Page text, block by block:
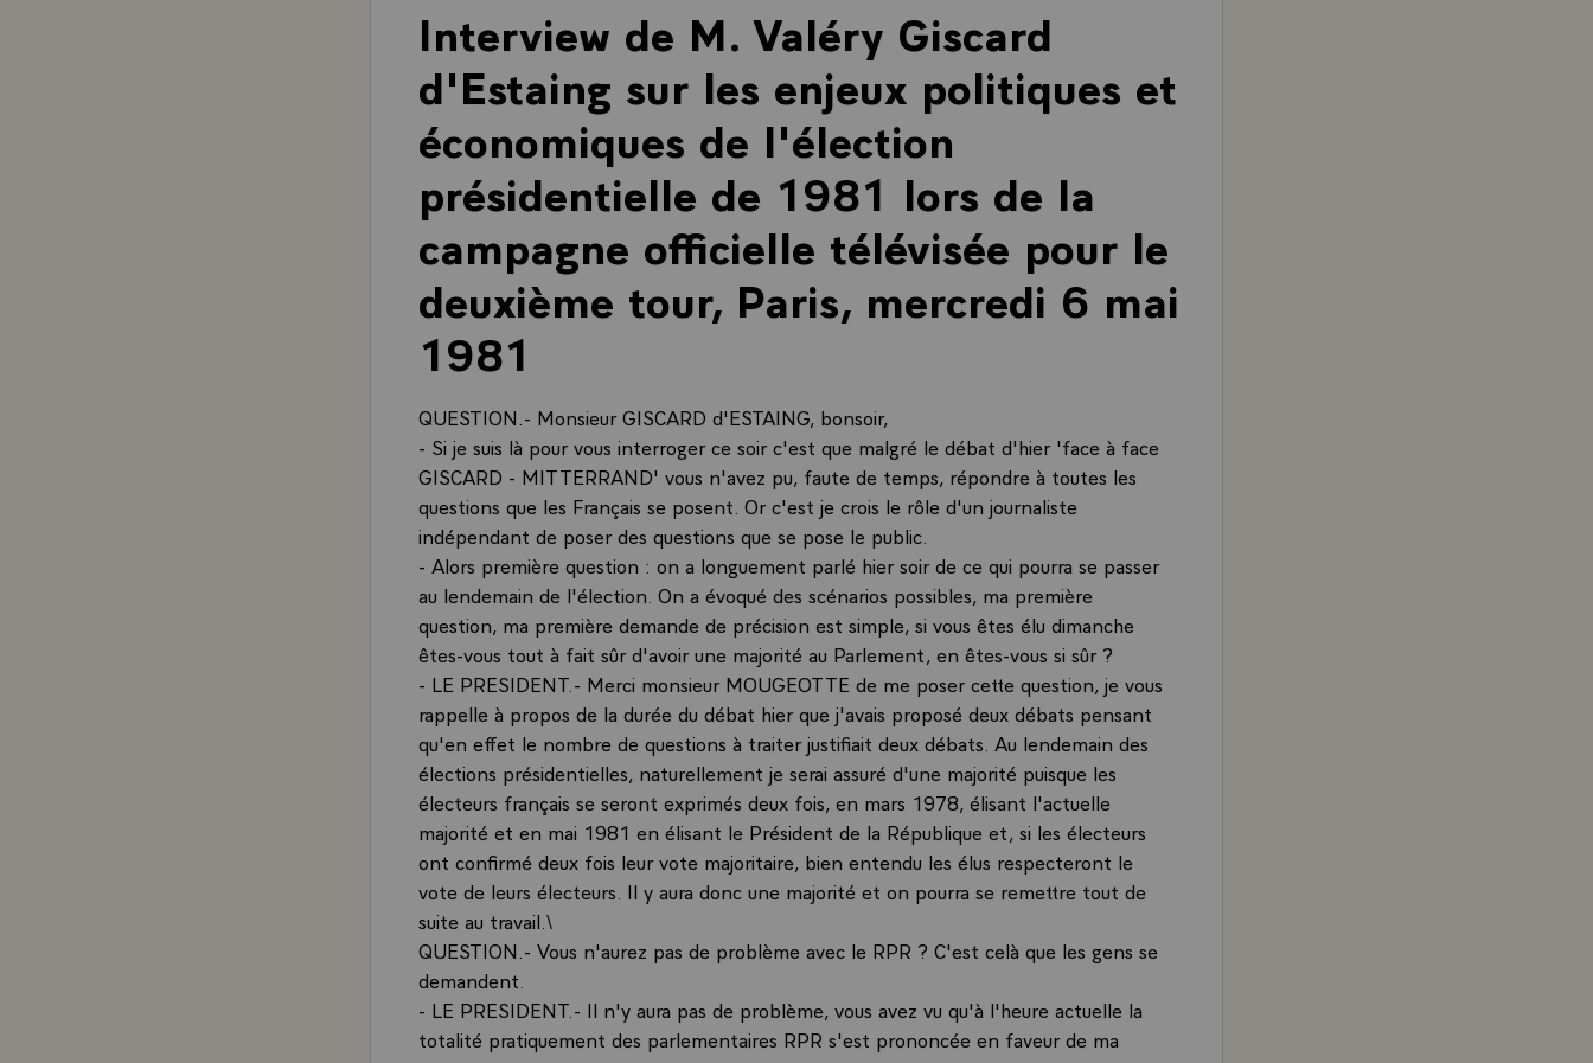
Interview de M. Valéry Giscard
d'Estaing sur les enjeux politiques et
économiques de l'élection
présidentielle de 1981 lors de la
campagne officielle télévisée pour le
deuxième tour, Paris, mercredi 6 mai
1981
QUESTION.- Monsieur GISCARD d'ESTAING, bonsoir,
- Si je suis là pour vous interroger ce soir c'est que malgré le débat d'hier 'face à face
GISCARD - MITTERRAND' vous n'avez pu, faute de temps, répondre à toutes les
questions que les Français se posent. Or c'est je crois le rôle d'un journaliste
indépendant de poser des questions que se pose le public.
- Alors première question : on a longuement parlé hier soir de ce qui pourra se passer
au lendemain de l'élection. On a évoqué des scénarios possibles, ma première
question, ma première demande de précision est simple, si vous êtes élu dimanche
êtes-vous tout à fait sûr d'avoir une majorité au Parlement, en êtes-vous si sûr ?
- LE PRESIDENT.- Merci monsieur MOUGEOTTE de me poser cette question, je vous
rappelle à propos de la durée du débat hier que j'avais proposé deux débats pensant
qu'en effet le nombre de questions à traiter justifiait deux débats. Au lendemain des
élections présidentielles, naturellement je serai assuré d'une majorité puisque les
électeurs français se seront exprimés deux fois, en mars 1978, élisant l'actuelle
majorité et en mai 1981 en élisant le Président de la République et, si les électeurs
ont confirmé deux fois leur vote majoritaire, bien entendu les élus respecteront le
vote de leurs électeurs. Il y aura donc une majorité et on pourra se remettre tout de
suite au travail.\
QUESTION.- Vous n'aurez pas de problème avec le RPR ? C'est celà que les gens se
demandent.
- LE PRESIDENT.- Il n'y aura pas de problème, vous avez vu qu'à l'heure actuelle la
totalité pratiquement des parlementaires RPR s'est prononcée en faveur de ma